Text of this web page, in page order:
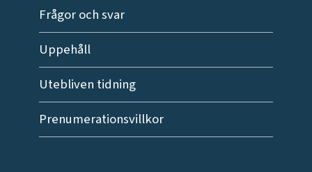
Frågor och svar
Uppehåll
Utebliven tidning
Prenumerationsvillkor